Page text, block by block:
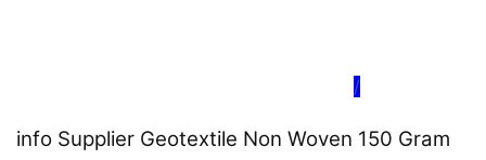
/
info Supplier Geotextile Non Woven 150 Gram